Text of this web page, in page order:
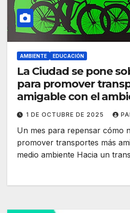
AMBIENTE EDUCACIÓN
La Ciudad se pone
para promover
amigable con el
1 DE OCTUBRE DE 2025
Un mes para repensar cómo
promover transportes más
medio ambiente Hacia un